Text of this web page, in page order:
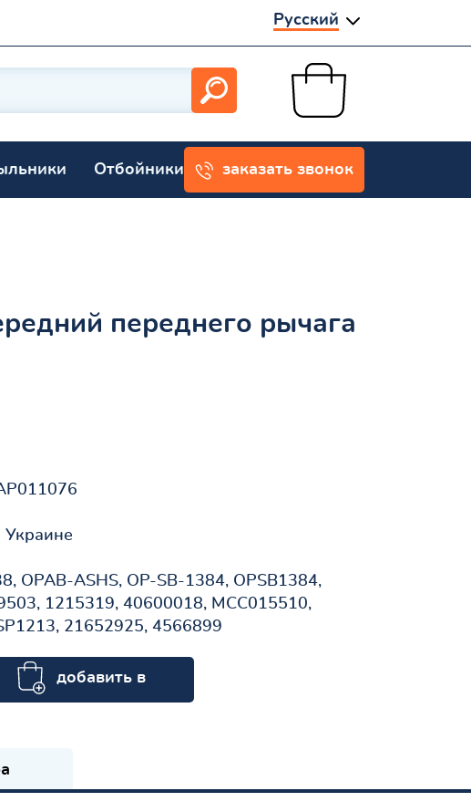
Русский
Отбойники заказать звонок
переднего рычага
Украине
OPAB-ASHS, OP-SB-1384, OPSB1384,
1215319, 40600018, MCC015510,
21652925, 4566899
добавить в
корзину